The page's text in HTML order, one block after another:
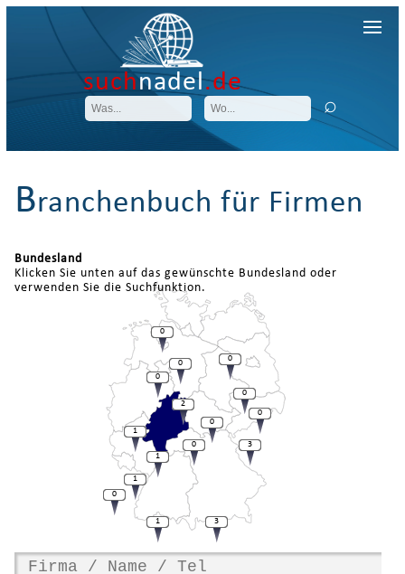
suchnadel.de
Branchenbuch für Firmen
Bundesland
Klicken Sie unten auf das gewünschte Bundesland oder
verwenden Sie die Suchfunktion.
3
0
1
0
0
0
0
0
0
2
0
1
1
1
0
3